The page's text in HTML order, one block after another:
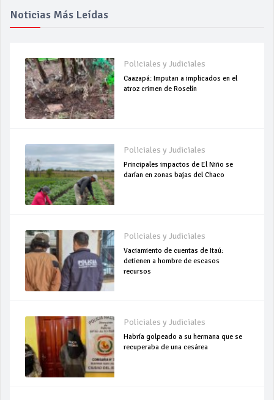
Noticias Más Leídas
Policiales y Judiciales
Caazapá: Imputan a implicados en el
atroz crimen de Roselín
Policiales y Judiciales
Principales impactos de El Niño se
darían en zonas bajas del Chaco
Policiales y Judiciales
Vaciamiento de cuentas de Itaú:
detienen a hombre de escasos
recursos
Policiales y Judiciales
Habría golpeado a su hermana que se
recuperaba de una cesárea